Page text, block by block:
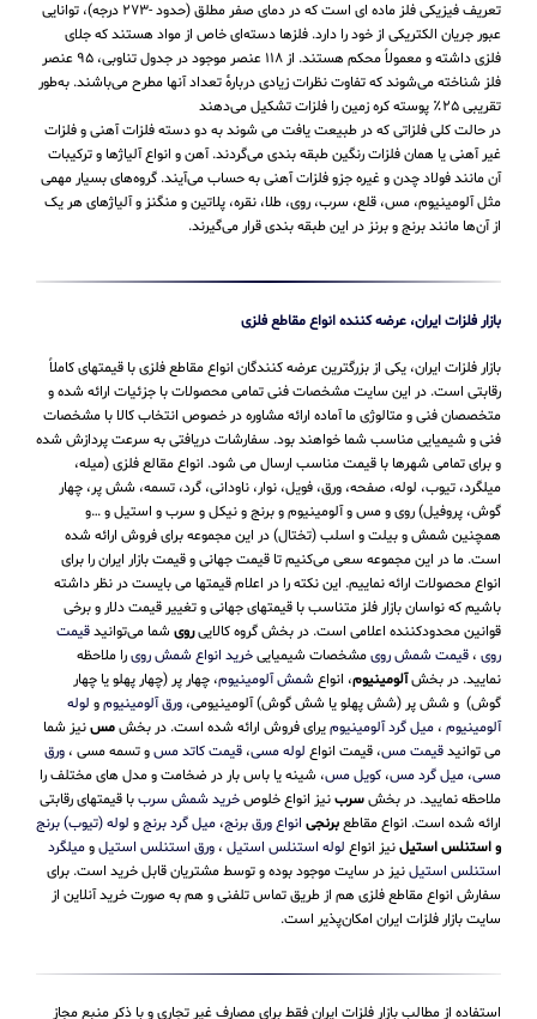
تعریف فیزیکی فلز ماده ای است که در دمای صفر مطلق (حدود -۲۷۳ درجه)، توانایی
عبور جریان الکتریکی از خود را دارد. فلزها دسته‌ای خاص از مواد هستند که جلای
فلزی داشته و معمولاً محکم هستند. از ۱۱۸ عنصر موجود در جدول تناوبی، ۹۵ عنصر
فلز شناخته می‌شوند که تفاوت نظرات زیادی دربارهٔ تعداد آنها مطرح می‌باشند. به‌طور
تقریبی ۲۵٪ پوسته کره زمین را فلزات تشکیل می‌دهند
در حالت کلی فلزاتی که در طبیعت یافت می شوند به دو دسته فلزات آهنی و فلزات
غیر آهنی یا همان فلزات رنگین طبقه بندی می‌گردند. آهن و انواع آلیاژها و ترکیبات
آن مانند فولاد چدن و غیره جزو فلزات آهنی به حساب می‌‌آیند. گروه‌های بسیار مهمی
مثل آلومینیوم، مس، قلع، سرب، روی، طلا، نقره، پلاتین و منگنز و آلیاژهای هر یک
از آن‌ها مانند برنج و برنز در این طبقه‌ بندی قرار می‌‌گیرند.
بازار فلزات ایران، عرضه کننده انواع مقاطع فلزی
بازار فلزات ایران، یکی از بزرگترین عرضه کنندگان انواع مقاطع فلزی با قیمتهای کاملاً
رقابتی است. در این سایت مشخصات فنی تمامی محصولات با جزئیات ارائه شده و
متخصصان فنی و متالوژی ما آماده ارائه مشاوره در خصوص انتخاب کالا با مشخصات
فنی و شیمیایی مناسب شما خواهند بود. سفارشات دریافتی به سرعت پردازش شده
و برای تمامی شهرها با قیمت مناسب ارسال می شود. انواع مقالع فلزی (میله،
میلگرد، تیوب، لوله، صفحه، ورق، فویل، نوار، ناودانی، گرد، تسمه، شش پر، چهار
گوش، پروفیل) روی و مس و آلومینیوم و برنج و نیکل و سرب و استیل و …و
همچنین شمش و بیلت و اسلب (تختال) در این مجموعه برای فروش ارائه شده
است. ما در این مجموعه سعی می‌کنیم تا قیمت جهانی و قیمت بازار ایران را برای
انواع محصولات ارائه نماییم. این نکته را در اعلام قیمتها می بایست در نظر داشته
باشیم که نواسان بازار فلز متناسب با قیمتهای جهانی و تغییر قیمت دلار و برخی
قوانین محدودکننده اعلامی است. در بخش گروه کالاییروی شما می‌توانیدقیمت
روی ، قیمت شمش رویمشخصات شیمیاییخرید انواع شمش رویرا ملاحظه
نمایید. در بخشآلومینیوم، انواع شمش آلومینیوم، چهار پر (چهار پهلو یا چهار
گوش) و شش پر (شش پهلو یا شش گوش) آلومینیومی، ورق آلومینیومو لوله
آلومینیوم ، میل گرد آلومینیومیرای فروش ارائه شده است. در بخشمسنیز شما
می توانیدقیمت مس، قیمت انواع لوله مسی، قیمت کاتد مسو تسمه مسی ، ورق
مسی، میل گرد مس، کویل مس، شینه یا باس بار در ضخامت و مدل های مختلف را
ملاحظه نمایید. در بخشسربنیز انواع خلوصخرید شمش سرببا قیمتهای رقابتی
ارائه شده است. انواع مقاطعبرنجی انواع ورق برنج، میل گرد برنجو لوله (تیوب) برنج
و استنلس استیلنیز انواع لوله استنلس استیل ، ورق استنلس استیلومیلگرد
استنلس استیلنیز در سایت موجود بوده و توسط مشتریان قابل خرید است. برای
سفارش انواع مقاطع فلزی هم از طریق تماس تلفنی و هم به صورت خرید آنلاین از
سایت بازار فلزات ایران امکان‌پذیر است.
استفاده از مطالب بازار فلزات ایران فقط برای مصارف غیر تجاری و با ذکر منبع مجاز